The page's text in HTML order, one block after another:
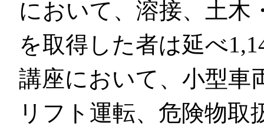
において、溶接、土木
を取得した者は延べ
講座において、小型車
リフト運転、危険物取